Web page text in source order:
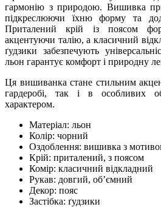
гармонію з природою. Вишивка
підкреслюючи їхню форму та
Приталений крій із поясом
акцентуючи талію, а класичний
ґудзики забезпечують
льон гарантує комфорт і природну
Ця вишиванка стане стильним
гардеробі, так і в особливих
характером.
Матеріал: льон
Колір: чорний
Оздоблення: вишивка з
Крій: приталений, з поясом
Комір: класичний відкладний
Рукав: довгий, об’ємний
Декор: пояс
Застібка: ґудзики